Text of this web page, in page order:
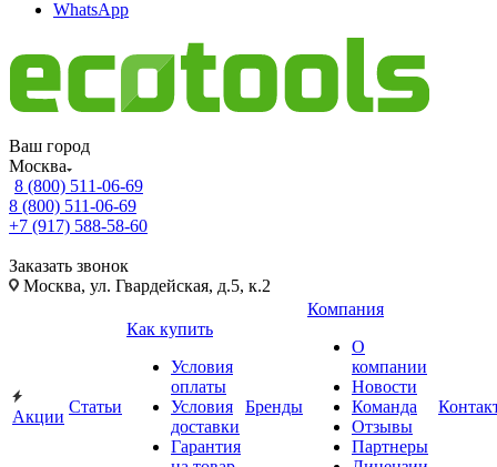
WhatsApp
Ваш город
Москва
8 (800) 511-06-69
8 (800) 511-06-69
+7 (917) 588-58-60
Заказать звонок
Москва, ул. Гвардейская, д.5, к.2
Акции
Статьи
Как купить
Условия
оплаты
Условия
доставки
Гарантия
Бренды
Компания
О
компании
Новости
Команда
Отзывы
Партнеры